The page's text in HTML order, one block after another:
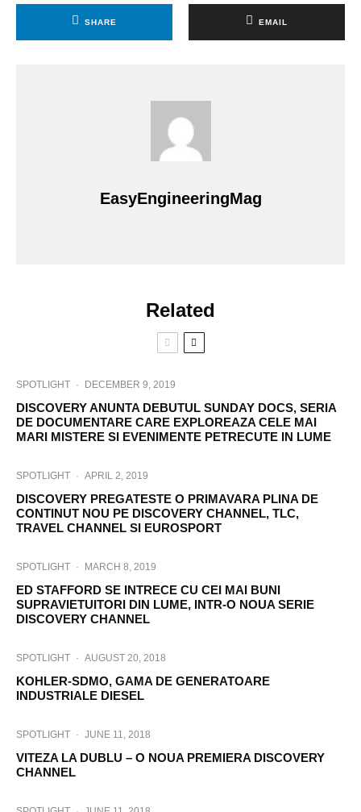
SHARE EMAIL
EasyEngineeringMag
Related
SPOTLIGHT · DECEMBER 9, 2019
DISCOVERY ANUNTA DEBUTUL SUNDAY DOCS, SERIA
DE DOCUMENTARE CARE EXPLOREAZA CELE MAI
MARI MISTERE SI EVENIMENTE PETRECUTE IN LUME
SPOTLIGHT · APRIL 2, 2019
DISCOVERY PREGATESTE O PRIMAVARA PLINA DE
CONTINUT NOU PE DISCOVERY CHANNEL, TLC,
TRAVEL CHANNEL SI EUROSPORT
SPOTLIGHT · MARCH 8, 2019
ED STAFFORD SE INTRECE CU CEI MAI BUNI
SUPRAVIETUITORI DIN LUME, INTR-O NOUA SERIE
DISCOVERY CHANNEL
SPOTLIGHT · AUGUST 20, 2018
KOHLER-SDMO, GAMA DE GENERATOARE
INDUSTRIALE DIESEL
SPOTLIGHT · JUNE 11, 2018
VITEZA LA DUBLU – O NOUA PREMIERA DISCOVERY
CHANNEL